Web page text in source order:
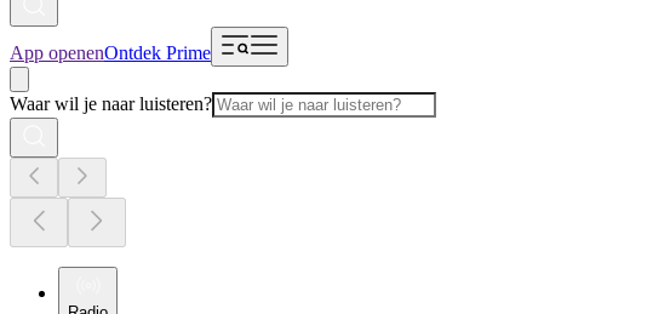
App openenOntdek Prime
Waar wil je naar luisteren?